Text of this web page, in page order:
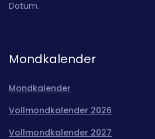
Datum.
Mondkalender
Mondkalender
Vollmondkalender 2026
Vollmondkalender 2027